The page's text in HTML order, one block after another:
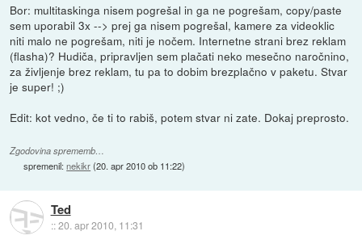
Bor: multitaskinga nisem pogrešal in ga ne pogrešam, copy/paste
sem uporabil 3x --> prej ga nisem pogrešal, kamere za videoklic
niti malo ne pogrešam, niti je nočem. Internetne strani brez reklam
(flasha)? Hudiča, pripravljen sem plačati neko mesečno naročnino,
za življenje brez reklam, tu pa to dobim brezplačno v paketu. Stvar
je super! ;)
Edit: kot vedno, če ti to rabiš, potem stvar ni zate. Dokaj preprosto.
Zgodovina sprememb…
spremenil:nekikr(20. apr 2010 ob 11:22)
Ted
::20. apr 2010, 11:31